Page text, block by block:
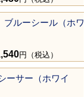
ルーシール（ホワ
円（税込）
ーサー（ホワイ